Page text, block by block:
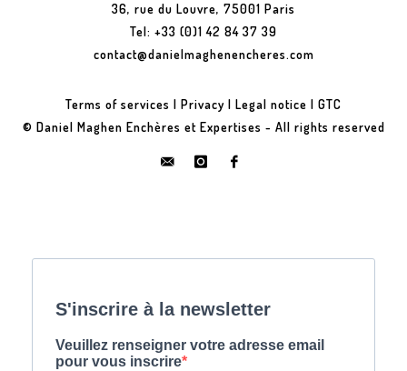
36, rue du Louvre, 75001 Paris
Tel: +33 (0)1 42 84 37 39
contact@danielmaghenencheres.com
Terms of services | Privacy | Legal notice | GTC
© Daniel Maghen Enchères et Expertises - All rights reserved